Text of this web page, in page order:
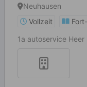
Neuhausen
Vollzeit
1a autoservice Heer